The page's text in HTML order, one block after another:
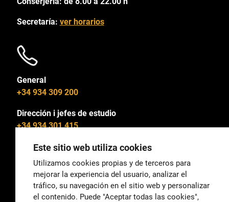
Secretaría: ver horarios
General
+34 934 309 200
Dirección i jefes de estudio
+34 934 301 415
General
correu@escoladeltreball.org
Este sitio web utiliza cookies
Utilizamos cookies propias y de terceros para
mejorar la experiencia del usuario, analizar el
tráfico, su navegación en el sitio web y personalizar
el contenido. Puede "Aceptar todas las cookies",